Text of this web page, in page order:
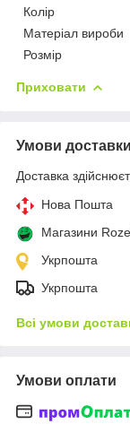
Колір
Матеріал вироби
Розмір
Приховати
Умови доставки
Доставка
Нова Пошта
Магазини
Укрпошта
Укрпошта
Всі умови
Умови оплати